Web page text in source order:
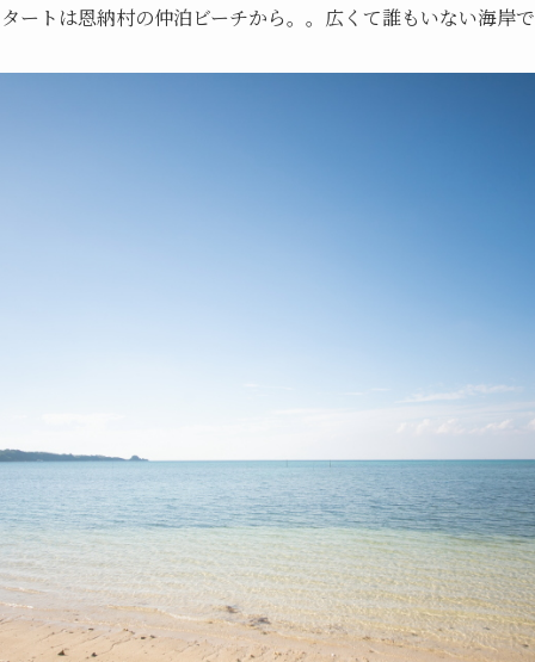
ートは恩納村の仲泊ビーチから。。広くて誰もいない海岸